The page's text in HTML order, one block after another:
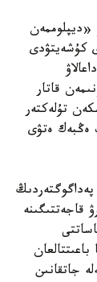
«ديپلوممەن
كۇشەيتۋدى
قاتار
تۇلەكتەر
ەڭبەك ەتۋى
قاجەتتىگىنە
جاتقانىن